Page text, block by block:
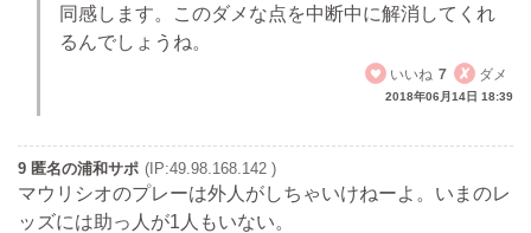
同感します。このダメな点を中断中に解消してくれ
るんでしょうね。
いいね 7 ダメ
2018年06月14日 18:39
9 匿名の浦和サポ (IP:49.98.168.142 )
マウリシオのプレーは外人がしちゃいけねーよ。いまのレ
ッズには助っ人が1人もいない。